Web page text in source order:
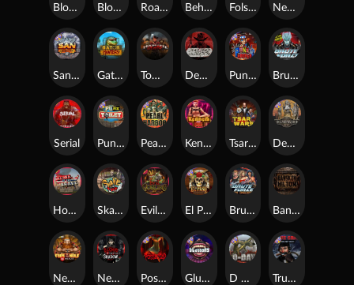
Nexus Blood & Shadow
Dead, Dead, or Deader
Nexus Fire In The Hole xBomb
Tsar Wars
Brute Force
Home of the Brave
Tombstone Slaughter
Blood & Shadow
Blood & Shadow 2
Skate or Die
Punk Rocker 2
Deadwood R.I.P
Beheaded
Bangkok Hilton
Brute Force: Alien Onslaught
Nexus Outsourced
Gator Hunters
Kenneth Must Die
Folsom Prison
Road Rage
El Pasa Gunfight xNudge
Evil Goblins xBomb
San Quentin xWays
Gluttony
Serial Punk Toilet
Possessed
Pearl Harbor
True Grit Redemption
D Day